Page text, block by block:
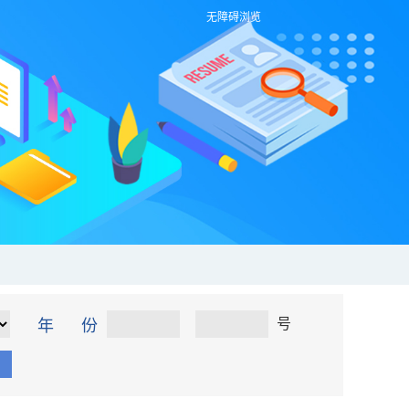
无障碍浏览
年 份 号